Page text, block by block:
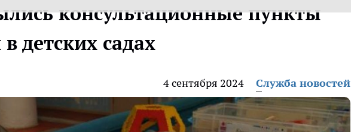
консультационные пункты
детских садах
4 сентября 2024 Служба новостей